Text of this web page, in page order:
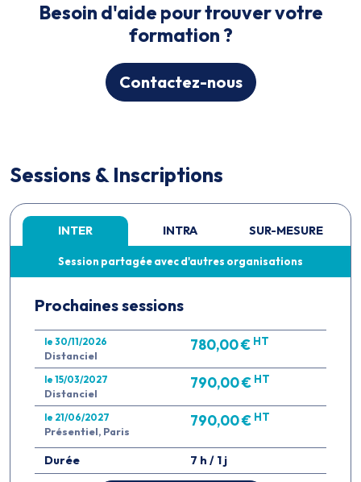
Besoin d'aide pour trouver votre
formation ?
Contactez-nous
Sessions & Inscriptions
INTER INTRA SUR-MESURE
Session partagée avec d'autres organisations
Prochaines sessions
le 30/11/2026
Distanciel
780,00 € HT
le 15/03/2027
Distanciel
790,00 € HT
le 21/06/2027
Présentiel, Paris
790,00 € HT
Durée 7 h / 1 j